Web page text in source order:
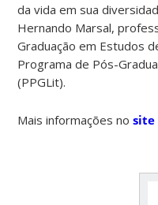
da vida em sua
Hernando Marsal,
Graduação em Estudos
Programa de Pós-
(PPGLit).
Mais informações no site